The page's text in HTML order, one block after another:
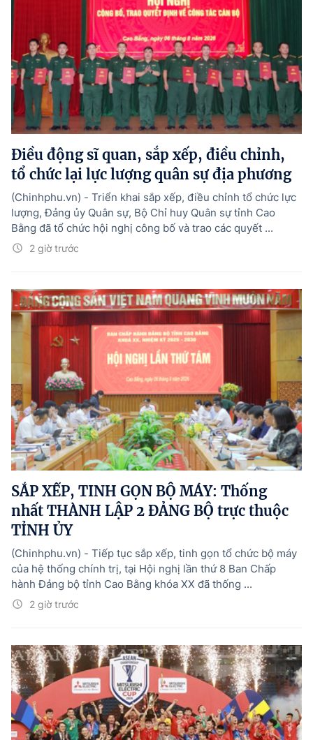
Điều động sĩ quan, sắp xếp, điều chỉnh,
tổ chức lại lực lượng quân sự địa phương
2 giờ trước
(Chinhphu.vn) - Triển khai sắp xếp, điều chỉnh tổ chức lực
lượng, Đảng ủy Quân sự, Bộ Chỉ huy Quân sự tỉnh Cao
Bằng đã tổ chức hội nghị công bố và trao các quyết ...
SẮP XẾP, TINH GỌN BỘ MÁY: Thống
nhất THÀNH LẬP 2 ĐẢNG BỘ trực thuộc
TỈNH ỦY
2 giờ trước
(Chinhphu.vn) - Tiếp tục sắp xếp, tinh gọn tổ chức bộ máy
của hệ thống chính trị, tại Hội nghị lần thứ 8 Ban Chấp
hành Đảng bộ tỉnh Cao Bằng khóa XX đã thống ...